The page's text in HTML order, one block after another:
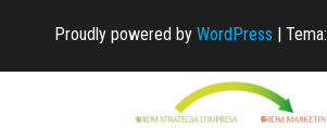
Proudly powered by WordPress | Tema: